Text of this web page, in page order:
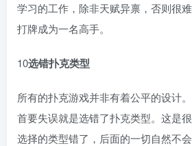
学习的工作，除非天赋异禀，否则很
打牌成为一名高手。
10选错扑克类型
所有的扑克游戏并非有着公平的设计
首要失误就是选错了扑克类型。这是
选择的类型错了，后面的一切自然不会